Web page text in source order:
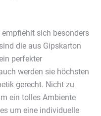
sich besonders
die aus Gipskarton
perfekter
werden sie höchsten
gerecht. Nicht zu
ein tolles Ambiente
um eine individuelle